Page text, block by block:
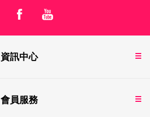
資訊中心
會員服務